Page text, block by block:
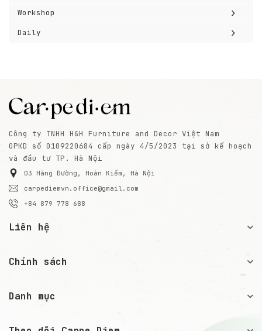
Workshop ›
Daily ›
Công ty TNHH H&H Furniture and Decor Việt Nam
GPKD số 0109220684 cấp ngày 4/5/2023 tại sở kế hoạch
và đầu tư TP. Hà Nội
03 Hàng Đường, Hoàn Kiếm, Hà Nội
carpediemvn.office@gmail.com
+84 879 778 688
Liên hệ
Chính sách
Danh mục